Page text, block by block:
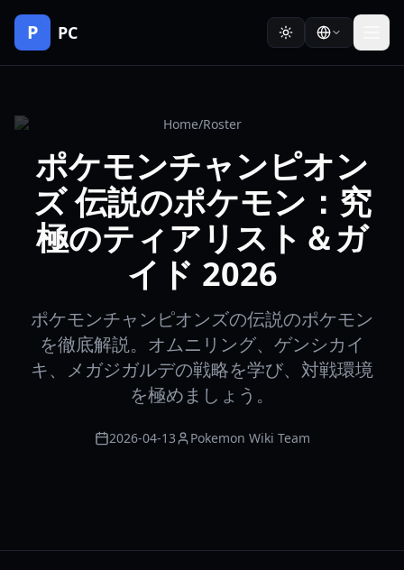
P PC
Home/Roster
ポケモンチャンピオン
ズ 伝説のポケモン：究
極のティアリスト＆ガ
イド 2026
ポケモンチャンピオンズの伝説のポケモン
を徹底解説。オムニリング、ゲンシカイ
キ、メガジガルデの戦略を学び、対戦環境
を極めましょう。
2026-04-13 Pokemon Wiki Team